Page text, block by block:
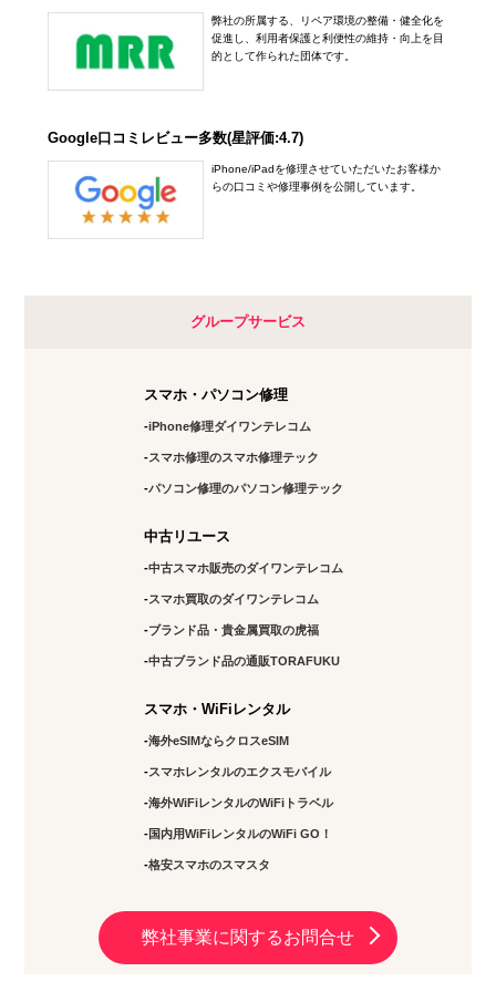
弊社の所属する、リペア環境の整備・健全化を
促進し、利用者保護と利便性の維持・向上を目
的として作られた団体です。
Google口コミレビュー多数(星評価:4.7)
iPhone/iPadを修理させていただいたお客様か
らの口コミや修理事例を公開しています。
グループサービス
スマホ・パソコン修理
iPhone修理ダイワンテレコム
スマホ修理のスマホ修理テック
パソコン修理のパソコン修理テック
中古リユース
中古スマホ販売のダイワンテレコム
スマホ買取のダイワンテレコム
ブランド品・貴金属買取の虎福
中古ブランド品の通販TORAFUKU
スマホ・WiFiレンタル
海外eSIMならクロスeSIM
スマホレンタルのエクスモバイル
海外WiFiレンタルのWiFiトラベル
国内用WiFiレンタルのWiFi GO！
格安スマホのスマスタ
弊社事業に関するお問合せ